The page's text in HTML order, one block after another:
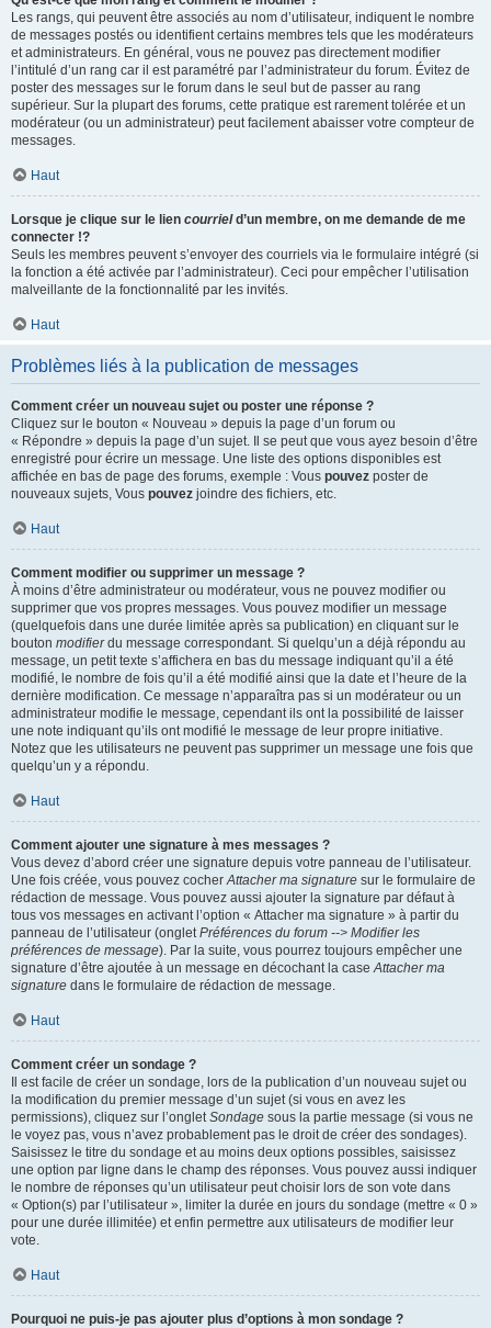
Les rangs, qui peuvent être associés au nom d’utilisateur, indiquent le nombre
de messages postés ou identifient certains membres tels que les modérateurs
et administrateurs. En général, vous ne pouvez pas directement modifier
l’intitulé d’un rang car il est paramétré par l’administrateur du forum. Évitez de
poster des messages sur le forum dans le seul but de passer au rang
supérieur. Sur la plupart des forums, cette pratique est rarement tolérée et un
modérateur (ou un administrateur) peut facilement abaisser votre compteur de
messages.
Haut
Lorsque je clique sur le lien courrield’un membre, on me demande de me
connecter !?
Seuls les membres peuvent s’envoyer des courriels via le formulaire intégré (si
la fonction a été activée par l’administrateur). Ceci pour empêcher l’utilisation
malveillante de la fonctionnalité par les invités.
Haut
Problèmes liés à la publication de messages
Comment créer un nouveau sujet ou poster une réponse ?
Cliquez sur le bouton « Nouveau » depuis la page d’un forum ou
« Répondre » depuis la page d’un sujet. Il se peut que vous ayez besoin d’être
enregistré pour écrire un message. Une liste des options disponibles est
affichée en bas de page des forums, exemple : Vous pouvez poster de
nouveaux sujets, Vous pouvez joindre des fichiers, etc.
Haut
Comment modifier ou supprimer un message ?
À moins d’être administrateur ou modérateur, vous ne pouvez modifier ou
supprimer que vos propres messages. Vous pouvez modifier un message
(quelquefois dans une durée limitée après sa publication) en cliquant sur le
bouton modifierdu message correspondant. Si quelqu’un a déjà répondu au
message, un petit texte s’affichera en bas du message indiquant qu’il a été
modifié, le nombre de fois qu’il a été modifié ainsi que la date et l’heure de la
dernière modification. Ce message n’apparaîtra pas si un modérateur ou un
administrateur modifie le message, cependant ils ont la possibilité de laisser
une note indiquant qu’ils ont modifié le message de leur propre initiative.
Notez que les utilisateurs ne peuvent pas supprimer un message une fois que
quelqu’un y a répondu.
Haut
Comment ajouter une signature à mes messages ?
Vous devez d’abord créer une signature depuis votre panneau de l’utilisateur.
Une fois créée, vous pouvez cocherAttacher ma signature sur le formulaire de
rédaction de message. Vous pouvez aussi ajouter la signature par défaut à
tous vos messages en activant l’option « Attacher ma signature » à partir du
panneau de l’utilisateur (ongletPréférences du forum --> Modifier les
préférences de message). Par la suite, vous pourrez toujours empêcher une
signature d’être ajoutée à un message en décochant la caseAttacher ma
signature dans le formulaire de rédaction de message.
Haut
Comment créer un sondage ?
Il est facile de créer un sondage, lors de la publication d’un nouveau sujet ou
la modification du premier message d’un sujet (si vous en avez les
permissions), cliquez sur l’ongletSondage sous la partie message (si vous ne
le voyez pas, vous n’avez probablement pas le droit de créer des sondages).
Saisissez le titre du sondage et au moins deux options possibles, saisissez
une option par ligne dans le champ des réponses. Vous pouvez aussi indiquer
le nombre de réponses qu’un utilisateur peut choisir lors de son vote dans
« Option(s) par l’utilisateur », limiter la durée en jours du sondage (mettre « 0 »
pour une durée illimitée) et enfin permettre aux utilisateurs de modifier leur
vote.
Haut
Pourquoi ne puis-je pas ajouter plus d’options à mon sondage ?